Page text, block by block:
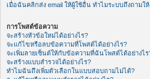
เมื่อฉันคลิกส่ง email ให้ผู้ใช้อื่น ทำไมระบบถึงถามใ
การโพสต์ข้อความ
จะสร้างหัวข้อใหม่ได้อย่างไร?
จะแก้ไขหรือลบข้อความที่โพสต์ได้อย่างไร?
จะเพิ่มลายเซ็นต์ให้กับข้อความที่ฉันโพสต์ได้อย่างไร
จะสร้างแบบสำรวจได้อย่างไร?
ทำไมฉันถึงเพิ่มตัวเลือกในแบบสอบถามไม่ได้?